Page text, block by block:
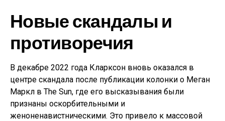
Новые скандалы и
противоречия
В декабре 2022 года Кларксон вновь оказался в
центре скандала после публикации колонки о Меган
Маркл в The Sun, где его высказывания были
признаны оскорбительными и
женоненавистническими. Это привело к массовой